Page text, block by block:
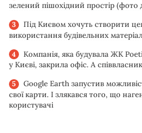
зелений пішохідний простір (фото
Під Києвом хочуть створити
використання будівельних
Компанія, яка будувала ЖК
у Києві, закрила офіс. А
Google Earth запустив
свої карти. І злякався того, що
користувачі